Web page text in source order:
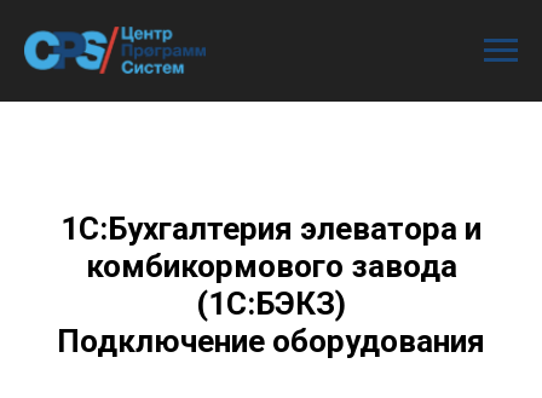
1С:Бухгалтерия элеватора и
комбикормового завода
(1С:БЭКЗ)
Подключение оборудования